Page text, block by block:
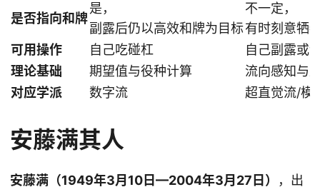
是否指向和牌
是，
副露后仍以高效和牌为目标
不一定，
有时刻意牺
可用操作
自己吃碰杠
自己副露或
理论基础
期望值与役种计算
流向感知与
对应学派
数字流 超直觉流/模
安藤满其人
安藤满（1949年3月10日—2004年3月27日）
，出